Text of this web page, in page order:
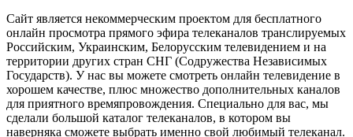
Сайт является некоммерческим проектом для бесплатного
онлайн просмотра прямого эфира телеканалов транслируемых
Российским, Украинским, Белорусским телевидением и на
территории других стран СНГ (Содружества Независимых
Государств). У нас вы можете смотреть онлайн телевидение в
хорошем качестве, плюс множество дополнительных каналов
для приятного времяпровождения. Специально для вас, мы
сделали большой каталог телеканалов, в котором вы
наверняка сможете выбрать именно свой любимый телеканал.